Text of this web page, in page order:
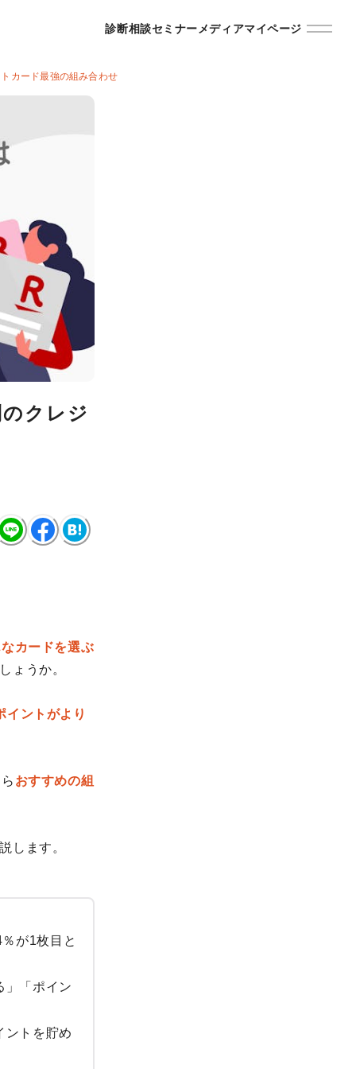
診断相談セミナーメディアマイページ
カード最強の組み合わせ
クレジ
カードを選ぶ
ょうか。
イントがより
おすすめの組
します。
が1枚目と
」「ポイン
ントを貯め